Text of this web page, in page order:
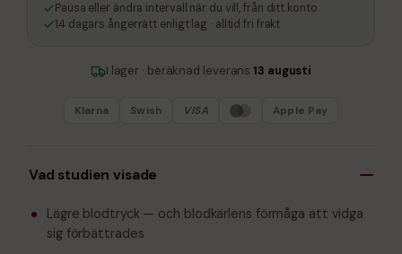
Pausa eller ändra intervall när du vill, från ditt konto
14 dagars ångerrätt enligt lag · alltid fri frakt
I lager · beräknad leverans13 augusti
Klarna Swish VISA Apple Pay
Vad studien visade
Lägre blodtryck — och blodkärlens förmåga att vidga
sig förbättrades